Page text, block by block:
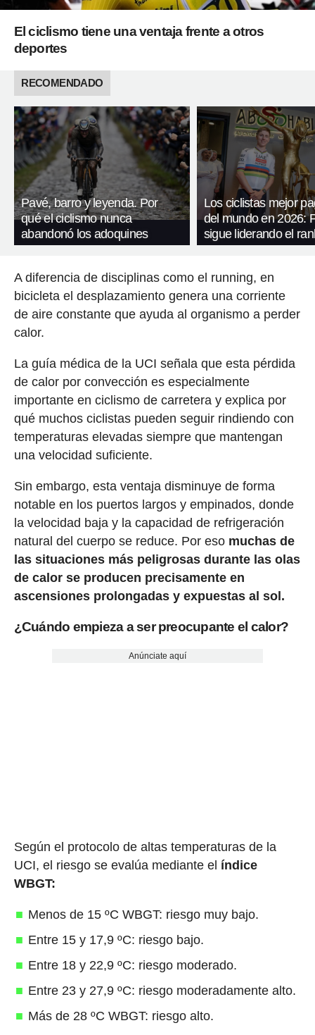
El ciclismo tiene una ventaja frente a otros
deportes
RECOMENDADO
Pavé, barro y leyenda. Por
qué el ciclismo nunca
abandonó los adoquines
Los ciclistas mejor
del mundo en 2026:
sigue liderando el
A diferencia de disciplinas como el running, en
bicicleta el desplazamiento genera una corriente
de aire constante que ayuda al organismo a perder
calor.
La guía médica de la UCI señala que esta pérdida
de calor por convección es especialmente
importante en ciclismo de carretera y explica por
qué muchos ciclistas pueden seguir rindiendo con
temperaturas elevadas siempre que mantengan
una velocidad suficiente.
Sin embargo, esta ventaja disminuye de forma
notable en los puertos largos y empinados, donde
la velocidad baja y la capacidad de refrigeración
natural del cuerpo se reduce. Por esomuchas de
las situaciones más peligrosas durante las olas
de calor se producen precisamente en
ascensiones prolongadas y expuestas al sol.
¿Cuándo empieza a ser preocupante el calor?
Anúnciate aquí
Según el protocolo de altas temperaturas de la
UCI, el riesgo se evalúa mediante el índice
WBGT:
Menos de 15 ºC WBGT: riesgo muy bajo.
Entre 15 y 17,9 ºC: riesgo bajo.
Entre 18 y 22,9 ºC: riesgo moderado.
Entre 23 y 27,9 ºC: riesgo moderadamente alto.
Más de 28 ºC WBGT: riesgo alto.